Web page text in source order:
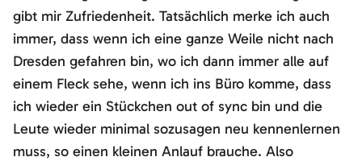
gibt mir Zufriedenheit. Tatsächlich merke ich auch
immer, dass wenn ich eine ganze Weile nicht nach
Dresden gefahren bin, wo ich dann immer alle auf
einem Fleck sehe, wenn ich ins Büro komme, dass
ich wieder ein Stückchen out of sync bin und die
Leute wieder minimal sozusagen neu kennenlernen
muss, so einen kleinen Anlauf brauche. Also